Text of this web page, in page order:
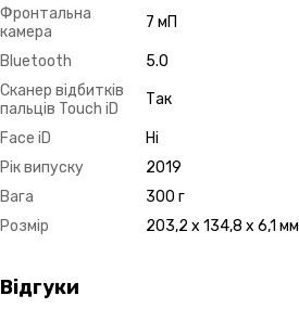
Фронтальна
камера
7 мП
Bluetooth
5.0
Сканер відбитків
пальців Touch iD
Так
Face iD
Ні
Рік випуску
2019
Вага
300 г
Розмір
203,2 x 134,8 x 6,1 мм
Відгуки